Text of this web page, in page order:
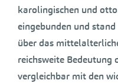
karolingischen und
eingebunden und
über das
reichsweite Bedeutung
vergleichbar mit den